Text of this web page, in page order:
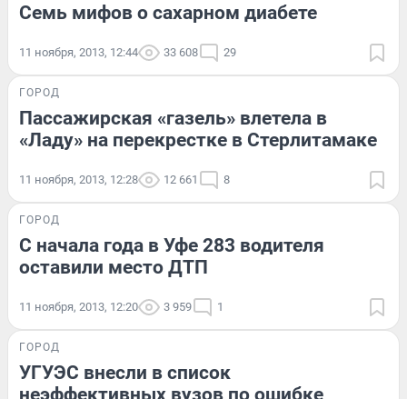
Семь мифов о сахарном диабете
11 ноября, 2013, 12:44 33 608 29
ГОРОД
Пасcажирская «газель» влетела в
«Ладу» на перекрестке в Стерлитамаке
11 ноября, 2013, 12:28 12 661 8
ГОРОД
С начала года в Уфе 283 водителя
оставили место ДТП
11 ноября, 2013, 12:20 3 959 1
ГОРОД
УГУЭС внесли в список
неэффективных вузов по ошибке